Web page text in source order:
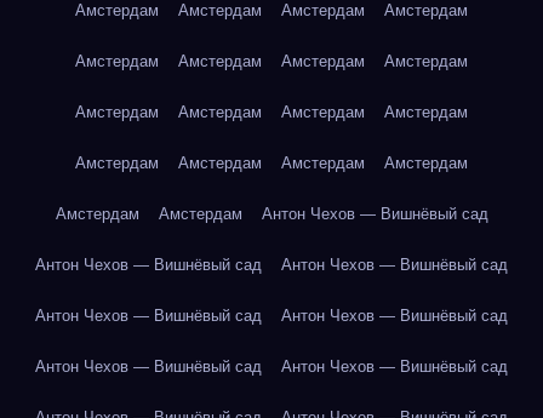
Амстердам Амстердам Амстердам Амстердам
Амстердам Амстердам Амстердам Амстердам
Амстердам Амстердам Амстердам Амстердам
Амстердам Амстердам Амстердам Амстердам
Амстердам Амстердам Антон Чехов — Вишнёвый сад
Антон Чехов — Вишнёвый сад Антон Чехов — Вишнёвый сад
Антон Чехов — Вишнёвый сад Антон Чехов — Вишнёвый сад
Антон Чехов — Вишнёвый сад Антон Чехов — Вишнёвый сад